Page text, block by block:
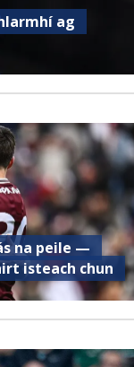
ag
na peile —
isteach chun